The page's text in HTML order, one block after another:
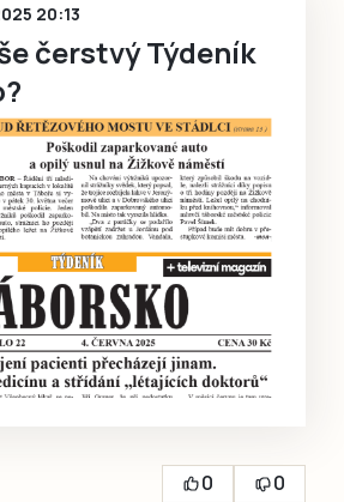
účet, chci se
20:13
čerstvý Týdeník
0
0